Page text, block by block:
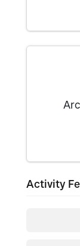
Activity